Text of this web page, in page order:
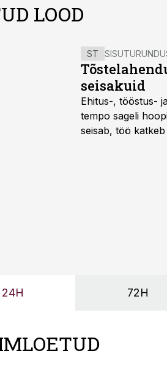
LOOD
ST
seisakuid
Ehitus-, tööstus-
tempo sageli
seisab, töö
24H 72H